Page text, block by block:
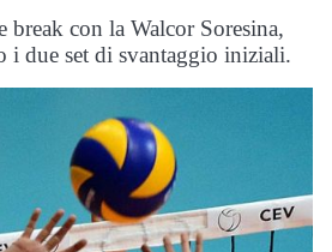
break con la Walcor Soresina,
i due set di svantaggio iniziali.